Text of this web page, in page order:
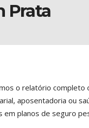
Prata
o relatório
aposentadoria ou
em planos de seguro